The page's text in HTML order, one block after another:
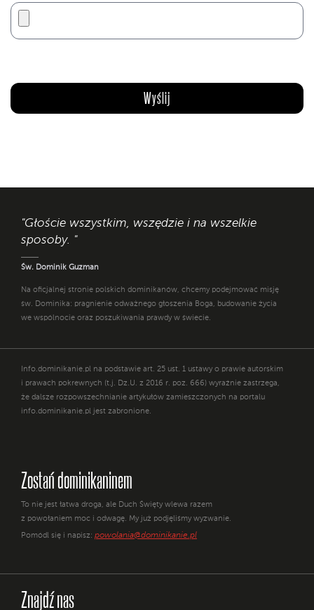
"Głoście wszystkim, wszędzie i na wszelkie
sposoby. "
Św. Dominik Guzman
Na oficjalnej stronie polskich dominikanów, chcemy podejmować misję
św. Dominika: pragnienie odważnego głoszenia Boga, budowanie życia
we wspólnocie oraz poszukiwania prawdy w świecie.
Info.dominikanie.pl na podstawie art. 25 ust. 1 ustawy o prawie autorskim
i prawach pokrewnych (t.j. Dz.U. z 2016 r. poz. 666) wyraźnie zastrzega,
że dalsze rozpowszechnianie artykułów zamieszczonych na portalu
info.dominikanie.pl jest zabronione.
Zostań dominikaninem
To nie jest łatwa droga, ale Duch Święty wlewa razem
z powołaniem moc i odwagę. My już podjęliśmy wyzwanie.
Pomódl się i napisz: powolania@dominikanie.pl
Znajdź nas